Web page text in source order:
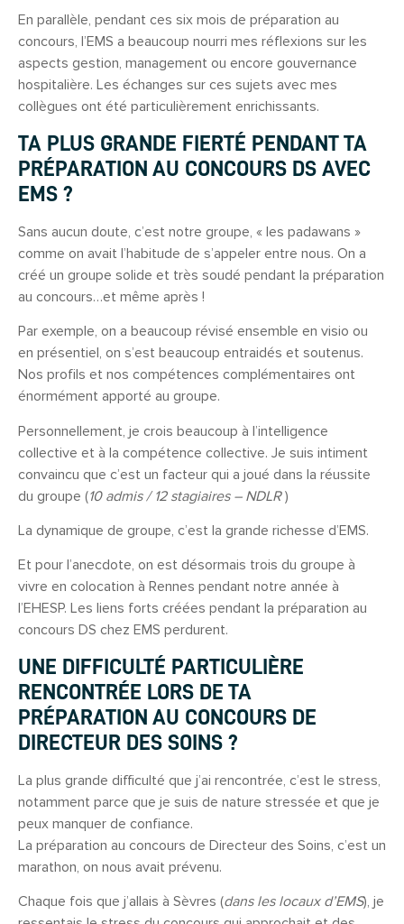
En parallèle, pendant ces six mois de préparation au
concours, l’EMS a beaucoup nourri mes réflexions sur les
aspects gestion, management ou encore gouvernance
hospitalière. Les échanges sur ces sujets avec mes
collègues ont été particulièrement enrichissants.
TA PLUS GRANDE FIERTÉ PENDANT TA
PRÉPARATION AU CONCOURS DS AVEC
EMS ?
Sans aucun doute, c’est notre groupe, « les padawans »
comme on avait l’habitude de s’appeler entre nous. On a
créé un groupe solide et très soudé pendant la préparation
au concours…et même après !
Par exemple, on a beaucoup révisé ensemble en visio ou
en présentiel, on s’est beaucoup entraidés et soutenus.
Nos profils et nos compétences complémentaires ont
énormément apporté au groupe.
Personnellement, je crois beaucoup à l’intelligence
collective et à la compétence collective. Je suis intiment
convaincu que c’est un facteur qui a joué dans la réussite
du groupe (10 admis / 12 stagiaires – NDLR)
La dynamique de groupe, c’est la grande richesse d’EMS.
Et pour l’anecdote, on est désormais trois du groupe à
vivre en colocation à Rennes pendant notre année à
l’EHESP. Les liens forts créées pendant la préparation au
concours DS chez EMS perdurent.
UNE DIFFICULTÉ PARTICULIÈRE
RENCONTRÉE LORS DE TA
PRÉPARATION AU CONCOURS DE
DIRECTEUR DES SOINS ?
La plus grande difficulté que j’ai rencontrée, c’est le stress,
notamment parce que je suis de nature stressée et que je
peux manquer de confiance.
La préparation au concours de Directeur des Soins, c’est un
marathon, on nous avait prévenu.
Chaque fois que j’allais à Sèvres (dans les locaux d’EMS), je